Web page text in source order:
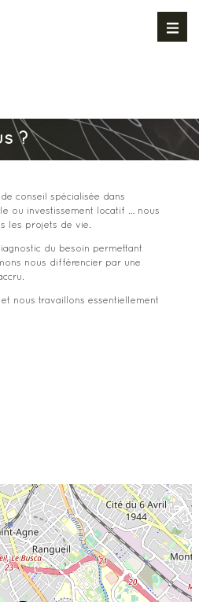
?
conseil spécialisée dans
ou investissement locatif … nous
les projets de vie.
du besoin permettant
nous différencier par une
nous travaillons essentiellement